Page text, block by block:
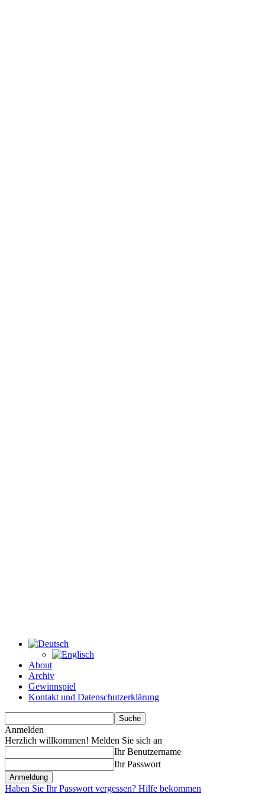
About
Archiv
Gewinnspiel
Kontakt und Datenschutzerklärung
Anmelden
Herzlich willkommen! Melden Sie sich an
Ihr Benutzername
Ihr Passwort
Haben Sie Ihr Passwort vergessen? Hilfe bekommen